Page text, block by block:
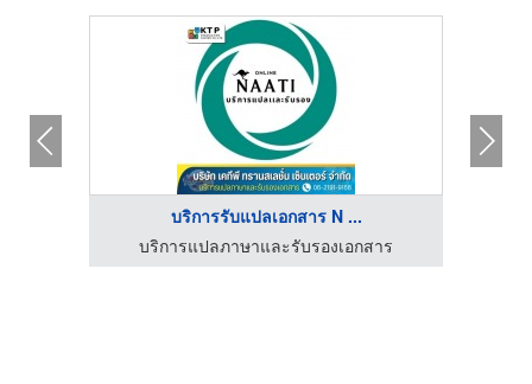
บริการรับแปลเอกสาร N ...
บริการแปลภาษาและรับรองเอกสาร